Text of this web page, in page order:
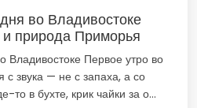
во Владивостоке
природа Приморья
Владивостоке Первое утро во
с звука — не с запаха, а со
то в бухте, крик чайки за о...